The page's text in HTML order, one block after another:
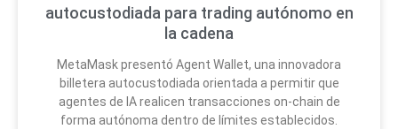
autocustodiada para trading autónomo en
la cadena
MetaMask presentó Agent Wallet, una innovadora
billetera autocustodiada orientada a permitir que
agentes de IA realicen transacciones on-chain de
forma autónoma dentro de límites establecidos.